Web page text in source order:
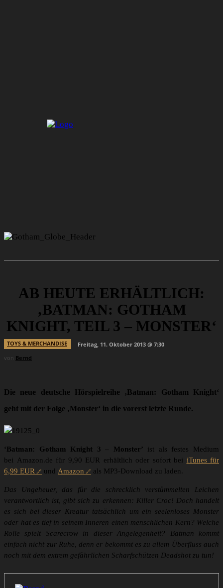
AB HEUTE ERHÄLTLICH:
‚BATMAN: GOTHAM
KNIGHT, TEIL 3 – MONSTER‘
TOYS & MERCHANDISE
Freitag, 11. Oktober 2013 @ 7:30
von Bernd
Die neue deutsche Hörspielreihe ‚Batman: Gotham Knight‘
geht mit der Folge ‚Monster‘ in die vorerst letzte Runde.
‘Batman: Gotham Knight 3 – Monster’ ist als festes Medium
bei Amazon.de für 9,90 EUR erhältlich oder sofort bei iTunes für
6,99 EUR
und Amazon als MP3-Download zu laden.
Das Ungeheuer, das für die schrecklich verstümmelten Leichen
verantwortlich ist, gibt sich zu erkennen: Killer Croc! Doch handelt
es sich bei dieser Kreatur tatsächlich um ein seelenloses Monster
oder hat es tief in seinem Inneren einen menschlichen Kern? Welche
Rolle spielt Scarecrow in dieser Angelegenheit? Batman kommt
einfach nicht zur Ruhe, denn er bekommt es zu allem Überfluss auch
noch mit dem extrem gefährlichen Scharfschützen Deadshot zu tun!